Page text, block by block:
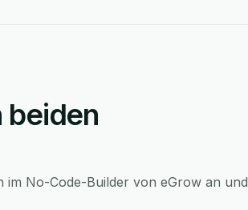
beiden
im No-Code-Builder von eGrow an und